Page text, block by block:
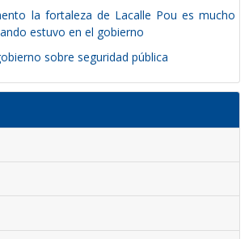
la fortaleza de Lacalle Pou es mucho
estuvo en el gobierno
sobre seguridad pública